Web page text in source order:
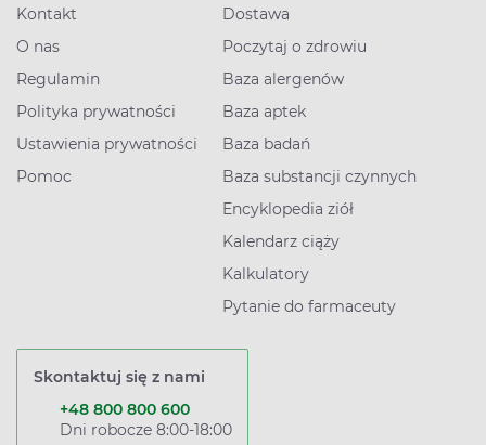
Kontakt
O nas
Regulamin
Polityka prywatności
Ustawienia prywatności
Pomoc
Dostawa
Poczytaj o zdrowiu
Baza alergenów
Baza aptek
Baza badań
Baza substancji czynnych
Encyklopedia ziół
Kalendarz ciąży
Kalkulatory
Pytanie do farmaceuty
Skontaktuj się z nami
+48 800 800 600
Dni robocze 8:00-18:00